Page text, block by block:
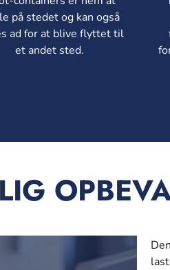
på stedet og kan også
ad for at blive flyttet til
et andet sted.